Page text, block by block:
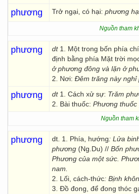
phương Trở ngại, có hại: phương
Nguồn tham
phương dt 1. Một trong bốn phía
định bằng phía Mặt trời
ở phương đông và lặn ở
2. Nơi: Đêm trăng này nghỉ
phương dt 1. Cách xử sự: Trăm
2. Bài thuốc: Phương thuốc
Nguồn tham
phương dt. 1. Phía, hướng: Lửa
phương (Ng.Du) // Bốn
Phương của một sức.
nam.
2. Lối, cách-thức: Bịnh
3. Đồ đong, để đong thóc